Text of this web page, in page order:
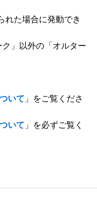
れた場合に発動でき
」以外の「オルター
いて 」をご覧くださ
いて 」を必ずご覧く